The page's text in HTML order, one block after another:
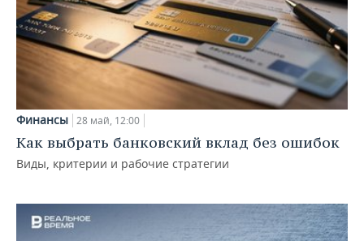
Финансы 28 май, 12:00
Как выбрать банковский вклад без ошибок
Виды, критерии и рабочие стратегии